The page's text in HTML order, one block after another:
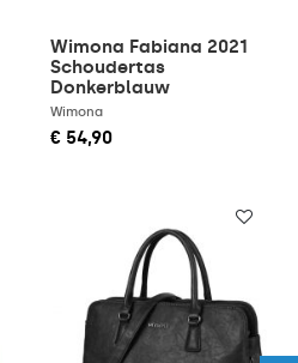
Wimona Fabiana 2021
Schoudertas
Donkerblauw
Wimona
€ 54,90